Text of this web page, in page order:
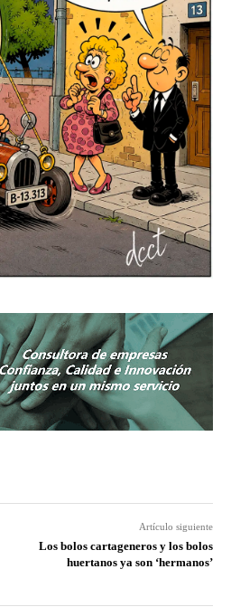
Artículo siguiente
Los bolos cartageneros y los bolos
huertanos ya son ‘hermanos’